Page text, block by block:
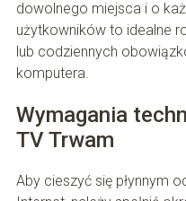
dowolnego miejsca i o
użytkowników to idealne
lub codziennych
komputera.
Wymagania
TV Trwam
Aby cieszyć się płynnym